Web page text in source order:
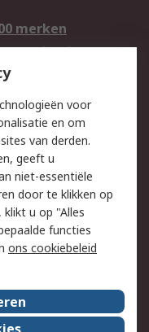
merken
advies
veiligheid
ons
voor
en om
van derden.
geeft u
niet-essentiële
door te klikken op
u op "Alles
functies
ons cookiebeleid